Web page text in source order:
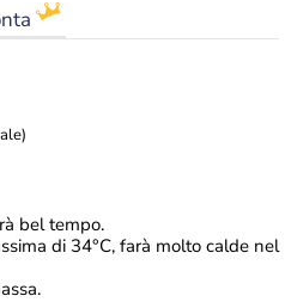
bel tempo.
di 34°C, farà molto calde nel